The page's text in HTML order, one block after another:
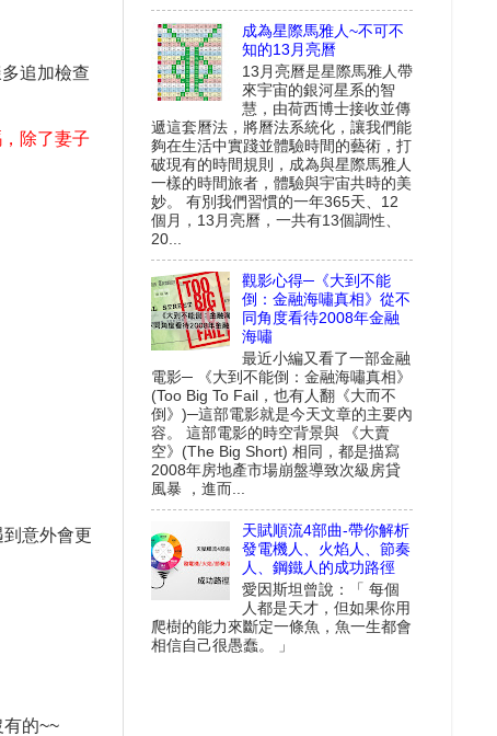
追加檢查
除了妻子
意外會更
的~~
成為星際馬雅人~不可不
知的13月亮曆
13月亮曆是星際馬雅人帶
來宇宙的銀河星系的智
慧，由荷西博士接收並傳
遞這套曆法，將曆法系統化，讓我們能
夠在生活中實踐並體驗時間的藝術，打
破現有的時間規則，成為與星際馬雅人
一樣的時間旅者，體驗與宇宙共時的美
妙。 有別我們習慣的一年365天、12
個月，13月亮曆，一共有13個調性、
20...
觀影心得─《大到不能
倒：金融海嘯真相》從不
同角度看待2008年金融
海嘯
最近小編又看了一部金融
電影─ 《大到不能倒：金融海嘯真相》
(Too Big To Fail，也有人翻《大而不
倒》)─這部電影就是今天文章的主要內
容。 這部電影的時空背景與 《大賣
空》(The Big Short) 相同，都是描寫
2008年房地產市場崩盤導致次級房貸
風暴 ，進而...
天賦順流4部曲-帶你解析
發電機人、火焰人、節奏
人、鋼鐵人的成功路徑
愛因斯坦曾說：「 每個
人都是天才，但如果你用
爬樹的能力來斷定一條魚，魚一生都會
相信自己很愚蠢。 」